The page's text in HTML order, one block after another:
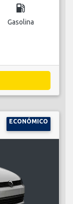
local_gas_station
Gasolina
ECONÓMICO